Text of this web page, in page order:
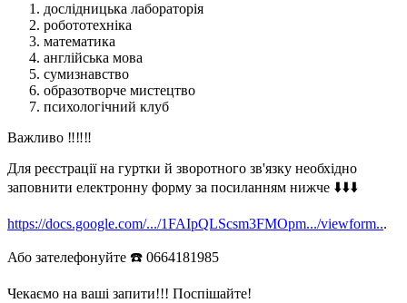
дослідницька лабораторія
робототехніка
математика
англійська мова
сумизнавство
образотворче мистецтво
психологічний клуб
Важливо ‼️‼️‼️
Для реєстрації на гуртки й зворотного зв'язку необхідно
заповнити електронну форму за посиланням нижче ⬇️⬇️⬇️
https://docs.google.com/.../1FAIpQLScsm3FMOpm.../viewform...
Або зателефонуйте ☎️ 0664181985
Чекаємо на ваші запити!!! Поспішайте!